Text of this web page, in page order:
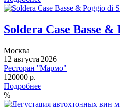
Soldera Case Basse &
Москва
12 августа 2026
Ресторан "Мармо"
120000 р.
Подробнее
%